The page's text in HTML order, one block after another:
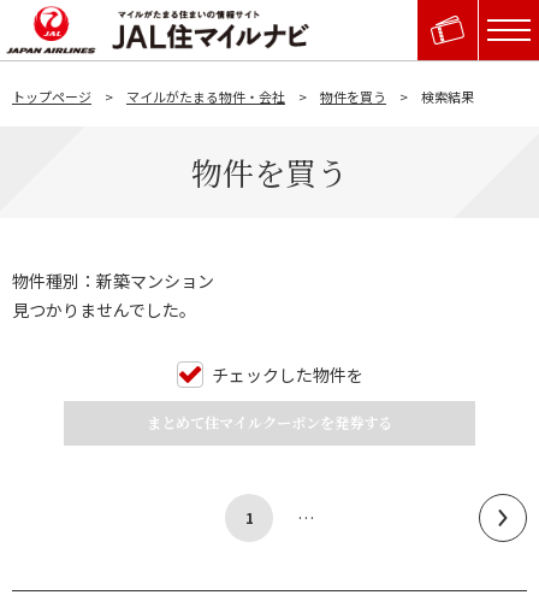
トップページ マイルがたまる物件・会社 物件を買う 検索結果
物件を買う
物件種別：新築マンション
見つかりませんでした。
チェックした物件を
まとめて住マイルクーポンを発券する
1 …